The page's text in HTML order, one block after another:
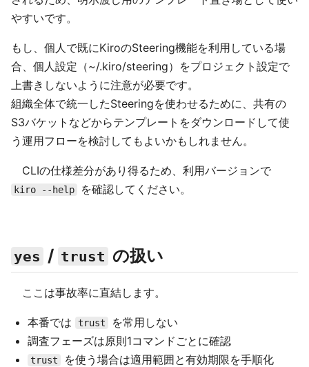
やすいです。
もし、個人で既にKiroのSteering機能を利用している場
合、個人設定（~/.kiro/steering）をプロジェクト設定で
上書きしないように注意が必要です。
組織全体で統一したSteeringを使わせるために、共有の
S3バケットなどからテンプレートをダウンロードして使
う運用フローを検討してもよいかもしれません。
CLIの仕様差分があり得るため、利用バージョンで
kiro --help を確認してください。
yes / trust の扱い
ここは事故率に直結します。
本番では trust
を常用しない
調査フェーズは原則1コマンドごとに確認
trust を使う場合は適用範囲と有効期限を手順化